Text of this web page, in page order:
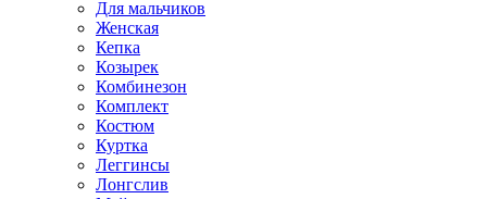
Для мальчиков
Женская
Кепка
Козырек
Комбинезон
Комплект
Костюм
Куртка
Леггинсы
Лонгслив